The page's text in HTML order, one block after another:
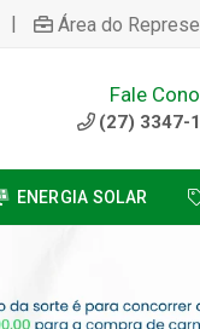
| Área do
Fale
(27) 3347-
ENERGIA SOLAR